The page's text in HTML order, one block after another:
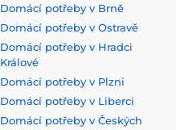
Domácí potřeby v Brně
Domácí potřeby v Ostravě
Domácí potřeby v Hradci
Králové
Domácí potřeby v Plzni
Domácí potřeby v Liberci
Domácí potřeby v Českých